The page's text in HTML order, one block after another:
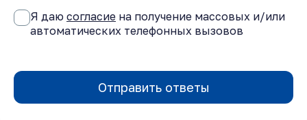
Я даю согласие на получение массовых и/или
автоматических телефонных вызовов
Отправить ответы